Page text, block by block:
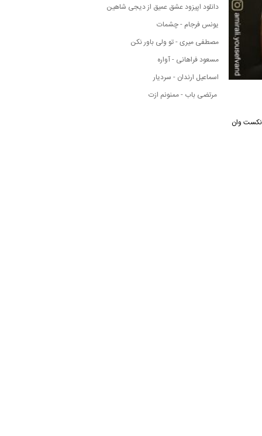
نکست وان
دانلود اپیزود عشق عمیق از دیجی شاهین
یونس فرجام - چشمات
مصطفی میری - تو ولی باور نکن
مسعود فراهانی - آواره
اسماعیل ارندان - سردیار
مرتضی باب - ممنونم ازت